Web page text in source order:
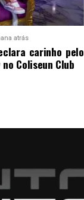
atrás
carinho pelo
Coliseun Club